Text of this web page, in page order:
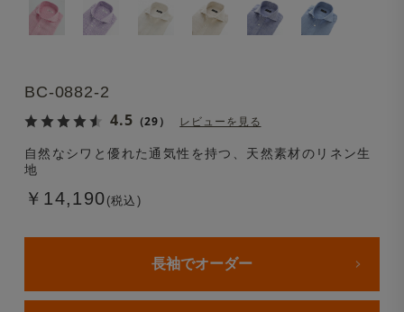
BC-0882-2
4.5 （29） レビューを見る
自然なシワと優れた通気性を持つ、天然素材のリネン生
地
￥14,190 (税込)
長袖でオーダー